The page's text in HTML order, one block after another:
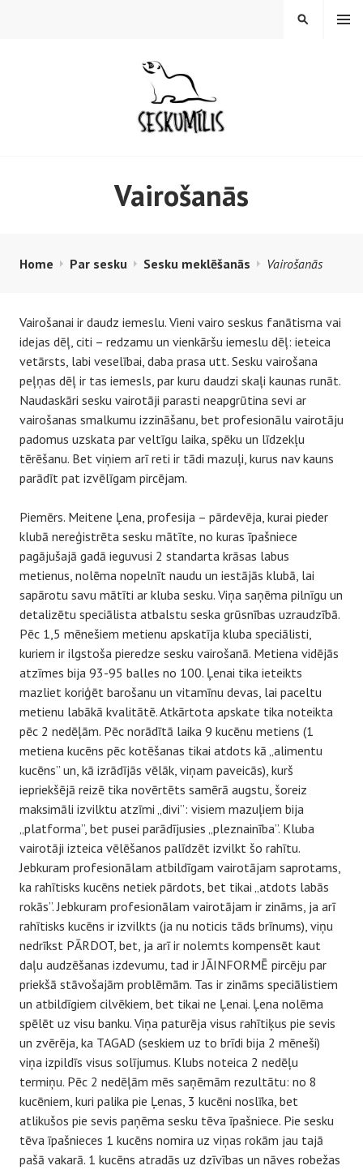
MENU
S
Vairošanās
Home Par sesku Sesku meklēšanās Vairošanās
Vairošanai ir daudz iemeslu. Vieni vairo seskus fanātisma vai
idejas dēļ, citi – redzamu un vienkāršu iemeslu dēļ: ieteica
vetārsts, labi veselībai, daba prasa utt. Sesku vairošana
peļņas dēļ ir tas iemesls, par kuru daudzi skaļi kaunas runāt.
Naudaskāri sesku vairotāji parasti neapgrūtina sevi ar
vairošanas smalkumu izzināšanu, bet profesionālu vairotāju
padomus uzskata par veltīgu laika, spēku un līdzekļu
tērēšanu. Bet viņiem arī reti ir tādi mazuļi, kurus nav kauns
parādīt pat izvēlīgam pircējam.
Piemērs. Meitene Ļena, profesija – pārdevēja, kurai pieder
klubā nereģistrēta sesku mātīte, no kuras īpašniece
pagājušajā gadā ieguvusi 2 standarta krāsas labus
metienus, nolēma nopelnīt naudu un iestājās klubā, lai
sapārotu savu mātīti ar kluba sesku. Viņa saņēma pilnīgu un
detalizētu speciālista atbalstu seska grūsnības uzraudzībā.
Pēc 1,5 mēnešiem metienu apskatīja kluba speciālisti,
kuriem ir ilgstoša pieredze sesku vairošanā. Metiena vidējās
atzīmes bija 93-95 balles no 100. Ļenai tika ieteikts
mazliet koriģēt barošanu un vitamīnu devas, lai paceltu
metienu labākā kvalitātē. Atkārtota apskate tika noteikta
pēc 2 nedēļām. Pēc norādītā laika 9 kucēnu metiens (1
metiena kucēns pēc kotēšanas tikai atdots kā „alimentu
kucēns” un, kā izrādījās vēlāk, viņam paveicās), kurš
iepriekšējā reizē tika novērtēts samērā augstu, šoreiz
maksimāli izvilktu atzīmi „divi”: visiem mazuļiem bija
„platforma”, bet pusei parādījusies „pleznainība”. Kluba
vairotāji izteica vēlēšanos palīdzēt izvilkt šo rahītu.
Jebkuram profesionālam atbildīgam vairotājam saprotams,
ka rahītisks kucēns netiek pārdots, bet tikai „atdots labās
rokās”. Jebkuram profesionālam vairotājam ir zināms, ja arī
rahītisks kucēns ir izvilkts (ja nu noticis tāds brīnums), viņu
nedrīkst PĀRDOT, bet, ja arī ir nolemts kompensēt kaut
daļu audzēšanas izdevumu, tad ir JĀINFORMĒ pircēju par
priekšā stāvošajām problēmām. Tas ir zināms speciālistiem
un atbildīgiem cilvēkiem, bet tikai ne Ļenai. Ļena nolēma
spēlēt uz visu banku. Viņa paturēja visus rahītiķus pie sevis
un zvērēja, ka TAGAD (seskiem uz to brīdi bija 2 mēneši)
viņa izpildīs visus solījumus. Klubs noteica 2 nedēļu
termiņu. Pēc 2 nedēļām mēs saņēmām rezultātu: no 8
kucēniem, kuri palika pie Ļenas, 3 kucēni noslīka, bet
atlikušos pie sevis paņēma sesku tēva īpašniece. Pie sesku
tēva īpašnieces 1 kucēns nomira uz viņas rokām jau tajā
pašā vakarā. 1 kucēns atradās uz dzīvības un nāves robežas